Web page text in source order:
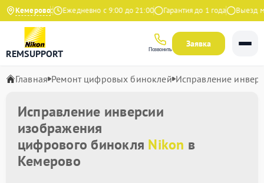
Кемерово
на Яндекс Ежедневно с 9:00 до 21:00 Гарантия до 1 года Выезд
REMSUPPORT Позвонить
Заявка
Главная Ремонт цифровых биноклей Исправление
Исправление инверсии
изображения
цифрового бинокля Nikon в
Кемерово